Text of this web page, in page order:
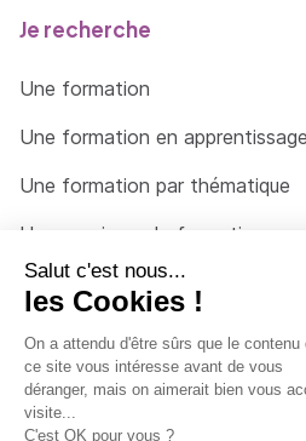
Je recherche
Une formation
Une formation en apprentissage
Une formation par thématique
Un organisme de formation
Un conseiller
Une solution pour raccrocher